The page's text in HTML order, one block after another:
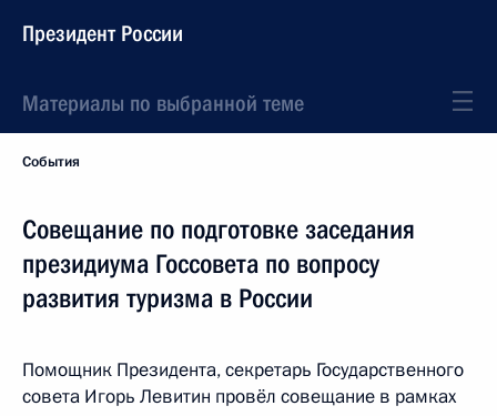
Президент России
Материалы по выбранной теме
События
Совещание по подготовке заседания
президиума Госсовета по вопросу
развития туризма в России
Помощник Президента, секретарь Государственного
совета Игорь Левитин провёл совещание в рамках